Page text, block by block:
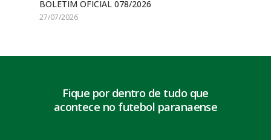
BOLETIM OFICIAL 078/2026
27/07/2026
Fique por dentro de tudo que
acontece no futebol paranaense